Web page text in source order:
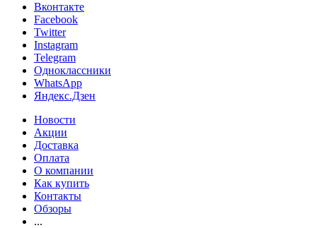
Вконтакте
Facebook
Twitter
Instagram
Telegram
Одноклассники
WhatsApp
Яндекс.Дзен
Новости
Акции
Доставка
Оплата
О компании
Как купить
Контакты
Обзоры
...